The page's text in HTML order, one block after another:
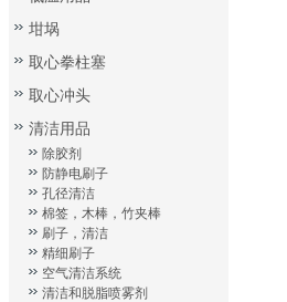
坩埚
取心拳柱塞
取心冲头
清洁用品
除胶剂
防静电刷子
孔径清洁
棉签，木棒，竹夹棒
刷子，清洁
精细刷子
空气清洁系统
清洁和脱脂喷雾剂